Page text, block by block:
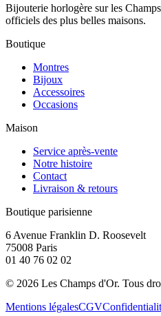
Bijouterie horlogère sur les
officiels des plus belles maisons.
Boutique
Montres
Bijoux
Accessoires
Occasions
Maison
Service après-vente
Notre histoire
Contact
Livraison & retours
Boutique parisienne
6 Avenue Franklin D. Roosevelt
75008 Paris
01 40 76 02 02
© 2026 Les Champs d'Or. Tous
Mentions légalesCGV